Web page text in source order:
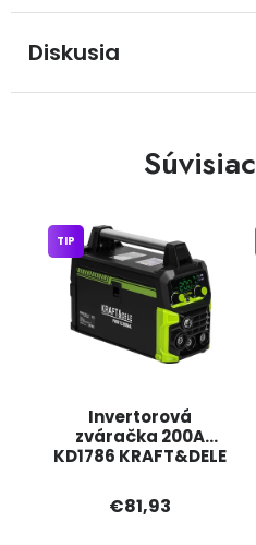
Diskusia
Invertorová
zváračka 200A
KD1786 KRAFT&DELE
TIP
€81,93